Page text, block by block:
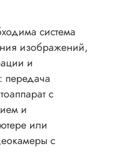
система
изображений,
и
передача
с
и
или
с